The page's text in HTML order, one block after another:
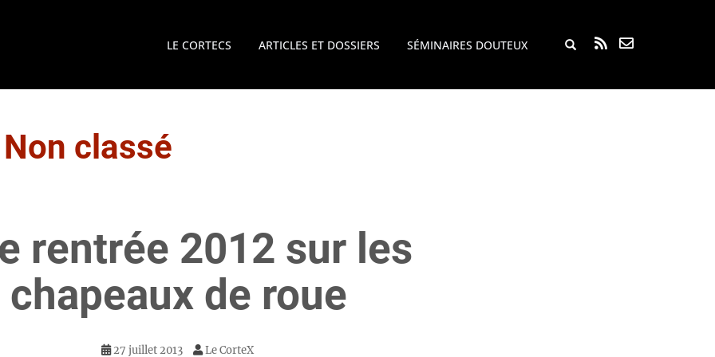
LE CORTECS ARTICLES ET DOSSIERS SÉMINAIRES DOUTEUX Rechercher...
Non classé
rentrée 2012 sur les
chapeaux de roue
27 juillet 2013 Le CorteX